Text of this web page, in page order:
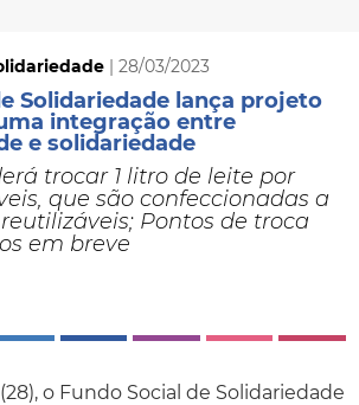
| 28/03/2023
Solidariedade lança projeto
integração entre
e solidariedade
trocar 1 litro de leite por
que são confeccionadas a
Pontos de troca
em breve
o Fundo Social de Solidariedade